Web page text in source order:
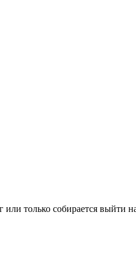
или только собирается выйти